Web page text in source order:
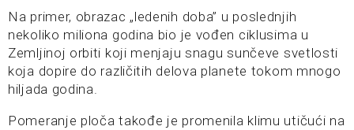
Na primer, obrazac „ledenih doba” u poslednjih
nekoliko miliona godina bio je vođen ciklusima u
Zemljinoj orbiti koji menjaju snagu sunčeve svetlosti
koja dopire do različitih delova planete tokom mnogo
hiljada godina.
Pomeranje ploča takođe je promenila klimu utičući na